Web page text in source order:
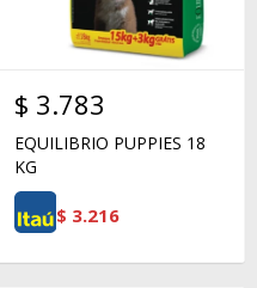
$ 3.783
EQUILIBRIO PUPPIES 18
KG
$ 3.216